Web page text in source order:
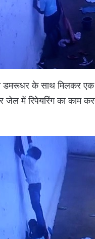
डमरूधर के साथ मिलकर
जेल में रिपेयरिंग का काम